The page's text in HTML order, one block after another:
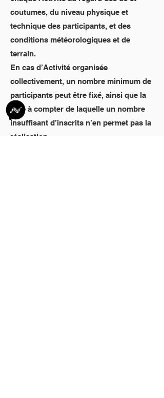
coutumes, du niveau physique et
technique des participants, et des
conditions météorologiques et de
terrain.
En cas d’Activité organisée
collectivement, un nombre minimum de
participants peut être fixé, ainsi que la
date à compter de laquelle un nombre
insuffisant d’inscrits n’en permet pas la
réalisation.